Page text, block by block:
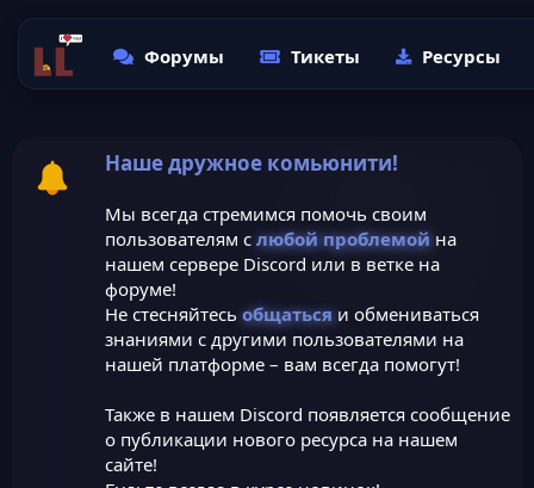
Форумы Тикеты Ресурсы
Наше дружное комьюнити!
Мы всегда стремимся помочь своим
пользователям с любой проблемойна
нашем сервере Discord или в ветке на
форуме!
Не стесняйтесь общатьсяи обмениваться
знаниями с другими пользователями на
нашей платформе – вам всегда помогут!
Также в нашем Discord появляется сообщение
о публикации нового ресурса на нашем
сайте!